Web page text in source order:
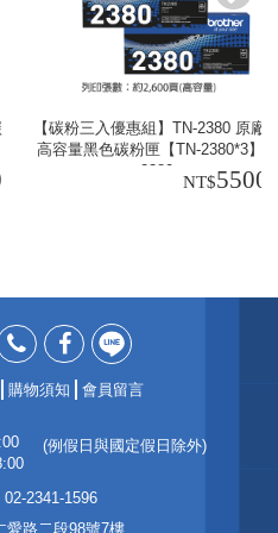
【碳粉三入優惠組】TN-2380 原廠
高容量黑色碳粉匣【TN-2380*3】
tn2380
5500
購物須知 會員留言
(例假日與國定假日除外)
2341-1596
愛路二段98號7樓